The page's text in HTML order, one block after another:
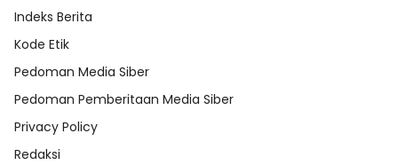
Indeks Berita
Kode Etik
Pedoman Media Siber
Pedoman Pemberitaan Media Siber
Privacy Policy
Redaksi